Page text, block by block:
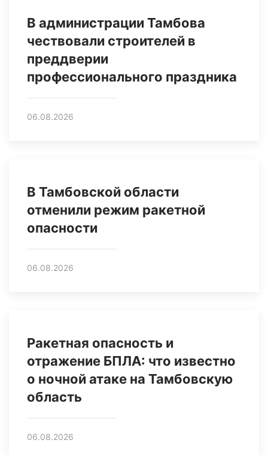
В администрации Тамбова
чествовали строителей в
преддверии
профессионального праздника
06.08.2026
В Тамбовской области
отменили режим ракетной
опасности
06.08.2026
Ракетная опасность и
отражение БПЛА: что известно
о ночной атаке на Тамбовскую
область
06.08.2026